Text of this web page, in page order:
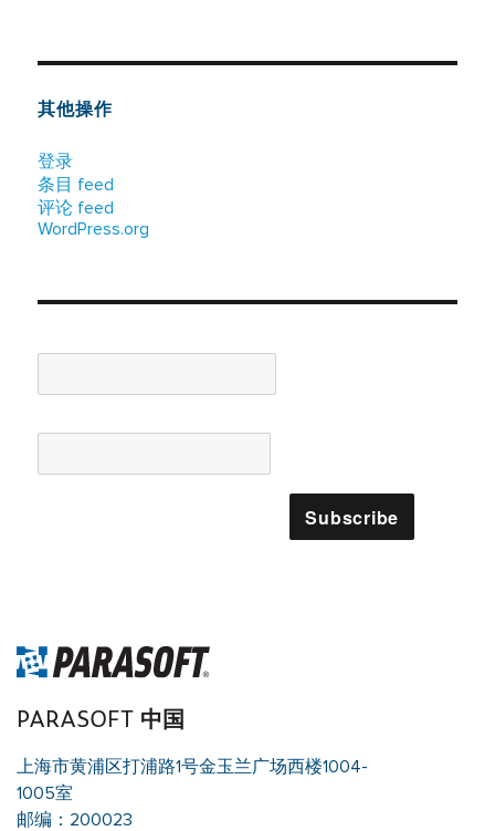
其他操作
登录
条目 feed
评论 feed
WordPress.org
PARASOFT 中国
上海市黄浦区打浦路1号金玉兰广场西楼1004-
1005室
邮编：200023